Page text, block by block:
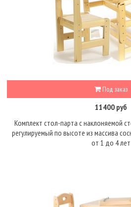
Под заказ
11400 руб
Комплект стол-парта с наклоняемой
регулируемый по высоте из массива
от 1 до 4 лет